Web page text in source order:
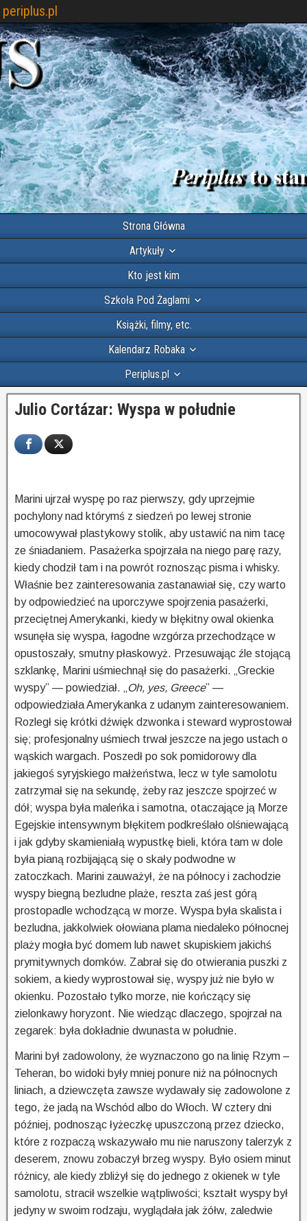
periplus.pl
Strona Główna
Artykuły
Kto jest kim
Szkoła Pod Żaglami
Książki, filmy, etc.
Kalendarz Robaka
Periplus.pl
Julio Cortázar: Wyspa w południe
Marini ujrzał wyspę po raz pierwszy, gdy uprzejmie
pochylony nad którymś z siedzeń po lewej stronie
umocowywał plastykowy stolik, aby ustawić na nim tacę
ze śniadaniem. Pasażerka spojrzała na niego parę razy,
kiedy chodził tam i na powrót roznosząc pisma i whisky.
Właśnie bez zainteresowania zastanawiał się, czy warto
by odpowiedzieć na uporczywe spojrzenia pasażerki,
przeciętnej Amerykanki, kiedy w błękitny owal okienka
wsunęła się wyspa, łagodne wzgórza przechodzące w
opustoszały, smutny płaskowyż. Przesuwając źle stojącą
szklankę, Marini uśmiechnął się do pasażerki. „Greckie
wyspy” — powiedział. „
Oh, yes, Greece” —
odpowiedziała Amerykanka z udanym zainteresowaniem.
Rozległ się krótki dźwięk dzwonka i steward wyprostował
się; profesjonalny uśmiech trwał jeszcze na jego ustach o
wąskich wargach. Poszedł po sok pomidorowy dla
jakiegoś syryjskiego małżeństwa, lecz w tyle samolotu
zatrzymał się na sekundę, żeby raz jeszcze spojrzeć w
dół; wyspa była maleńka i samotna, otaczające ją Morze
Egejskie intensywnym błękitem podkreślało olśniewającą
i jak gdyby skamieniałą wypustkę bieli, która tam w dole
była pianą rozbijającą się o skały podwodne w
zatoczkach. Marini zauważył, że na północy i zachodzie
wyspy biegną bezludne plaże, reszta zaś jest górą
prostopadle wchodzącą w morze. Wyspa była skalista i
bezludna, jakkolwiek ołowiana plama niedaleko północnej
plaży mogła być domem lub nawet skupiskiem jakichś
prymitywnych domków. Zabrał się do otwierania puszki z
sokiem, a kiedy wyprostował się, wyspy już nie było w
okienku. Pozostało tylko morze, nie kończący się
zielonkawy horyzont. Nie wiedząc dlaczego, spojrzał na
zegarek: była dokładnie dwunasta w południe.
Marini był zadowolony, że wyznaczono go na linię Rzym –
Teheran, bo widoki były mniej ponure niż na północnych
liniach, a dziewczęta zawsze wydawały się zadowolone z
tego, że jadą na Wschód albo do Włoch. W cztery dni
później, podnosząc łyżeczkę upuszczoną przez dziecko,
które z rozpaczą wskazywało mu nie naruszony talerzyk z
deserem, znowu zobaczył brzeg wyspy. Było osiem minut
różnicy, ale kiedy zbliżył się do jednego z okienek w tyle
samolotu, stracił wszelkie wątpliwości; kształt wyspy był
jedyny w swoim rodzaju, wyglądała jak żółw, zaledwie